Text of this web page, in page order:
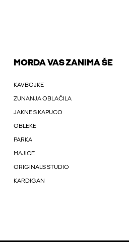
MORDA VAS ZANIMA ŠE
KAVBOJKE
ZUNANJA OBLAČILA
JAKNE S KAPUCO
OBLEKE
PARKA
MAJICE
ORIGINALS STUDIO
KARDIGAN